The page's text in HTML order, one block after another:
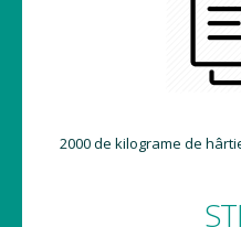
2000 de kilograme de